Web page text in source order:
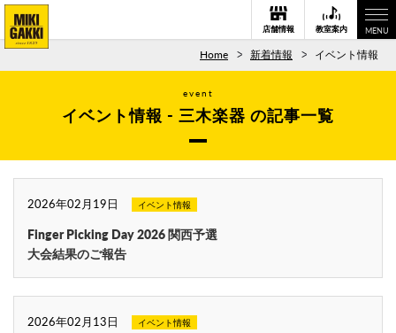
店舗情報 教室案内 MENU
Home 新着情報 イベント情報
event
イベント情報 - 三木楽器 の記事一覧
2026年02月19日 イベント情報
Finger Picking Day 2026 関西予選
大会結果のご報告
2026年02月13日 イベント情報